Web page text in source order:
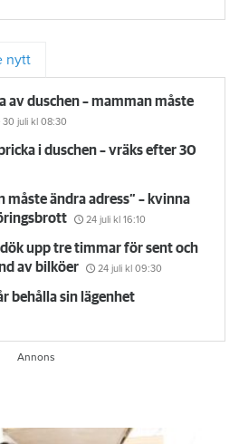
nytt
av duschen – mamman måste
30 juli kl 08:30
i duschen – vräks efter 30
måste ändra adress” – kvinna
24 juli kl 16:10
upp tre timmar för sent och
av bilköer
24 juli kl 09:30
behålla sin lägenhet